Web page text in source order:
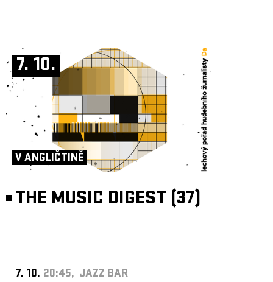
7. 10.
V ANGLIČTINĚ
THE MUSIC DIGEST (37)
7. 10. 20:45, JAZZ BAR